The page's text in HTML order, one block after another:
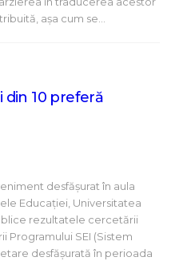
așa cum se…
din 10 preferă
desfăşurat în aula
Educaţiei, Universitatea
rezultatele cercetării
Programului SEI (Sistem
desfăşurată în perioada